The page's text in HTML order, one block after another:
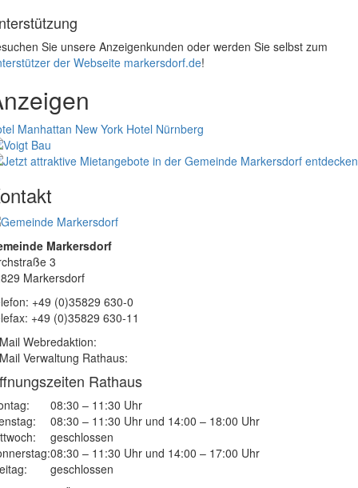
Sie unsere Anzeigenkunden oder werden Sie selbst zum
der Webseite markersdorf.de!
Manhattan New York Hotel Nürnberg
Markersdorf
3
Markersdorf
+49 (0)35829 630-0
+49 (0)35829 630-11
Webredaktion:
Verwaltung Rathaus:
Rathaus
08:30 – 11:30 Uhr
08:30 – 11:30 Uhr und 14:00 – 18:00 Uhr
geschlossen
08:30 – 11:30 Uhr und 14:00 – 17:00 Uhr
geschlossen